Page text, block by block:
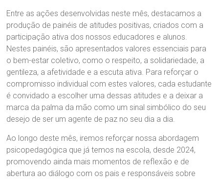
Entre as ações desenvolvidas neste mês, destacamos a
produção de painéis de atitudes positivas, criados com a
participação ativa dos nossos educadores e alunos.
Nestes painéis, são apresentados valores essenciais para
o bem-estar coletivo, como o respeito, a solidariedade, a
gentileza, a afetividade e a escuta ativa. Para reforçar o
compromisso individual com estes valores, cada estudante
é convidado a escolher uma dessas atitudes e a deixar a
marca da palma da mão como um sinal simbólico do seu
desejo de ser um agente de paz no seu dia a dia.
Ao longo deste mês, iremos reforçar nossa abordagem
psicopedagógica que já temos na escola, desde 2024,
promovendo ainda mais momentos de reflexão e de
abertura ao diálogo com os pais e responsáveis sobre